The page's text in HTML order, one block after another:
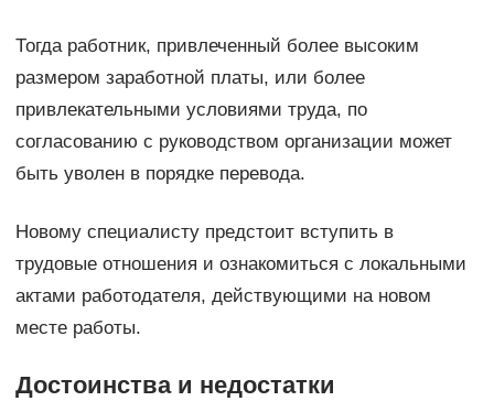
Тогда работник, привлеченный более высоким
размером заработной платы, или более
привлекательными условиями труда, по
согласованию с руководством организации может
быть уволен в порядке перевода.
Новому специалисту предстоит вступить в
трудовые отношения и ознакомиться с локальными
актами работодателя, действующими на новом
месте работы.
Достоинства и недостатки